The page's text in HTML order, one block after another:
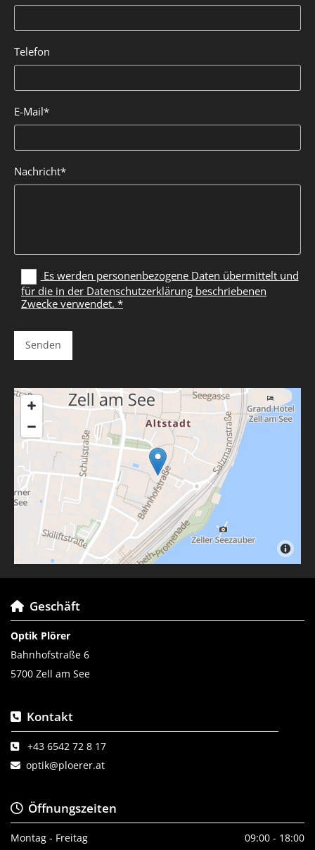
Telefon
E-Mail*
Nachricht*
Es werden personenbezogene Daten übermittelt und
für die in der Datenschutzerklärung beschriebenen
Zwecke verwendet. *
 Geschäft
Optik Plörer
Bahnhofstraße 6
5700 Zell am See
 Kontakt
 +43 6542 72 8 17
 optik@ploerer.at
Öffnungszeiten
Montag - Freitag
09:00 - 18:00